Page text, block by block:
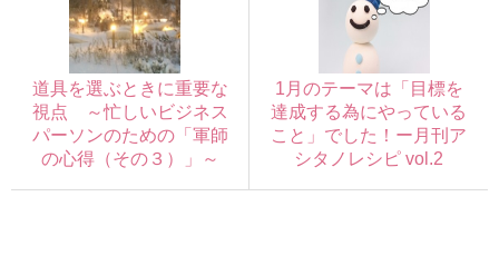
道具を選ぶときに重要な
視点 ～忙しいビジネス
パーソンのための「軍師
の心得（その３）」～
1月のテーマは「目標を
達成する為にやっている
こと」でした！ー月刊ア
シタノレシピ vol.2